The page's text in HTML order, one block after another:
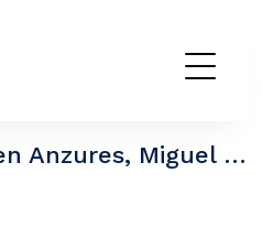
Oficinas en renta en Anzures, Miguel Hidalgo CDMX